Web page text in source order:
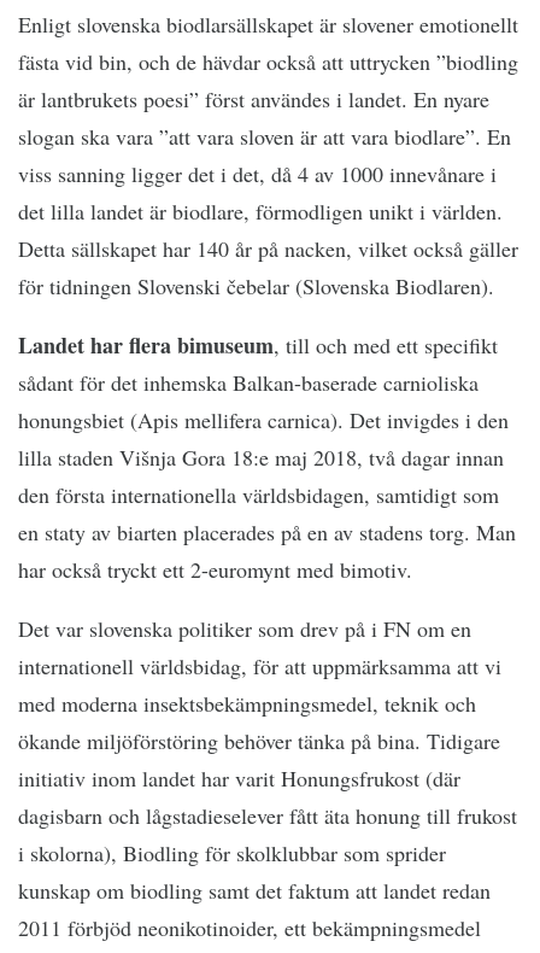
Enligt slovenska biodlarsällskapet är slovener emotionellt
fästa vid bin, och de hävdar också att uttrycken ”biodling
är lantbrukets poesi” först användes i landet. En nyare
slogan ska vara ”att vara sloven är att vara biodlare”. En
viss sanning ligger det i det, då 4 av 1000 innevånare i
det lilla landet är biodlare, förmodligen unikt i världen.
Detta sällskapet har 140 år på nacken, vilket också gäller
för tidningen Slovenski čebelar (Slovenska Biodlaren).
Landet har flera bimuseum, till och med ett specifikt
sådant för det inhemska Balkan-baserade carnioliska
honungsbiet (Apis mellifera carnica). Det invigdes i den
lilla staden Višnja Gora 18:e maj 2018, två dagar innan
den första internationella världsbidagen, samtidigt som
en staty av biarten placerades på en av stadens torg. Man
har också tryckt ett 2-euromynt med bimotiv.
Det var slovenska politiker som drev på i FN om en
internationell världsbidag, för att uppmärksamma att vi
med moderna insektsbekämpningsmedel, teknik och
ökande miljöförstöring behöver tänka på bina. Tidigare
initiativ inom landet har varit Honungsfrukost (där
dagisbarn och lågstadieselever fått äta honung till frukost
i skolorna), Biodling för skolklubbar som sprider
kunskap om biodling samt det faktum att landet redan
2011 förbjöd neonikotinoider, ett bekämpningsmedel